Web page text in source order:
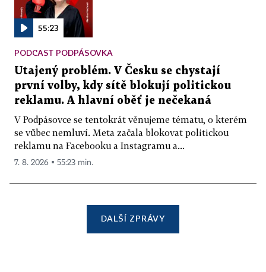
55:23
PODCAST PODPÁSOVKA
Utajený problém. V Česku se chystají
první volby, kdy sítě blokují politickou
reklamu. A hlavní oběť je nečekaná
V Podpásovce se tentokrát věnujeme tématu, o kterém
se vůbec nemluví. Meta začala blokovat politickou
reklamu na Facebooku a Instagramu a...
7. 8. 2026 ▪ 55:23 min.
DALŠÍ ZPRÁVY